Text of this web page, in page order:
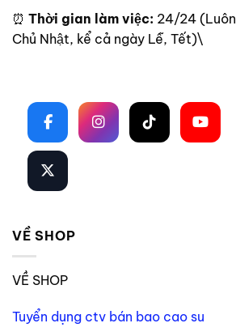
⏰ Thời gian làm việc: 24/24
Chủ Nhật, kể cả ngày Lễ, Tết)\
VỀ SHOP
VỀ SHOP
Tuyển dụng ctv bán bao cao su